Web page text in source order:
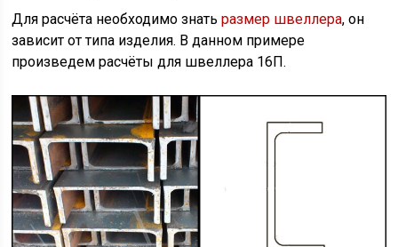
Для расчёта необходимо знатьразмер швеллера, он
зависит от типа изделия. В данном примере
произведем расчёты для швеллера 16П.